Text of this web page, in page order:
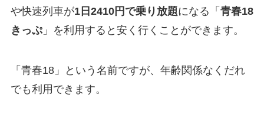
や快速列車が1日2410円で乗り放題になる「 青春18
きっぷ」を利用すると安く行くことができます。
「青春18」という名前ですが、年齢関係なくだれ
でも利用できます。